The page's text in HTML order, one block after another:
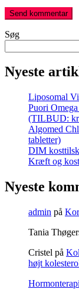
Søg
Nyeste
Liposomal
Puori
(TILBUD:
Algomed
tabletter)
DIM
Kræft og kost
Nyeste
admin på
Tania
Cristel på
højt